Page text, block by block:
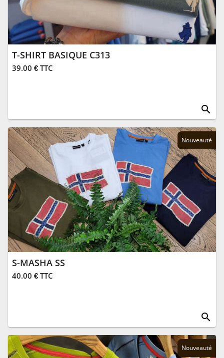
T-SHIRT BASIQUE C313
39.00 € TTC
search
Nouveauté
S-MASHA SS
40.00 € TTC
search
Nouveauté